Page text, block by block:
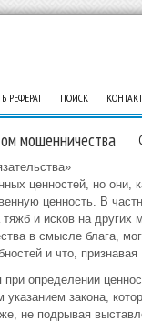
РЕФЕРАТ ПОИСК
мошенничества
ценностей, но они,
ценность. В
и исков на других
в смысле блага,
и что, признавая
определении
указанием закона,
не подрывая